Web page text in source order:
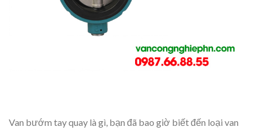
Van bướm tay quay là gì, bạn đã bao giờ biết đến loại van